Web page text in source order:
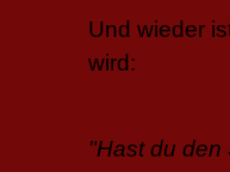
Und wieder
wird:
"Hast du